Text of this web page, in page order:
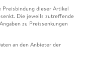
dieser Artikel
Die jeweils zutreffende
zu Preissenkungen
an den Anbieter der